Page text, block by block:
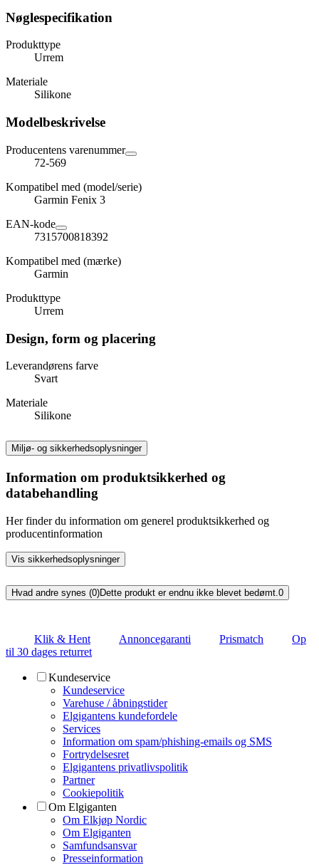
Nøglespecifikation
Produkttype
Urrem
Materiale
Silikone
Modelbeskrivelse
Producentens varenummer
72-569
Kompatibel med (model/serie)
Garmin Fenix 3
EAN-kode
7315700818392
Kompatibel med (mærke)
Garmin
Produkttype
Urrem
Design, form og placering
Leverandørens farve
Svart
Materiale
Silikone
Miljø- og sikkerhedsoplysninger
Information om produktsikkerhed og
databehandling
Her finder du information om generel produktsikkerhed og
producentinformation
Vis sikkerhedsoplysninger
Hvad andre synes (0)Dette produkt er endnu ikke blevet bedømt. 0
Klik & Hent Annoncegaranti Prismatch
Op
til 30 dages returret
Kundeservice
Kundeservice
Varehuse / åbningstider
Elgigantens kundefordele
Services
Information om spam/phishing-emails og SMS
Fortrydelsesret
Elgigantens privatlivspolitik
Partner
Cookiepolitik
Om Elgiganten
Om Elkjøp Nordic
Om Elgiganten
Samfundsansvar
Presseinformation